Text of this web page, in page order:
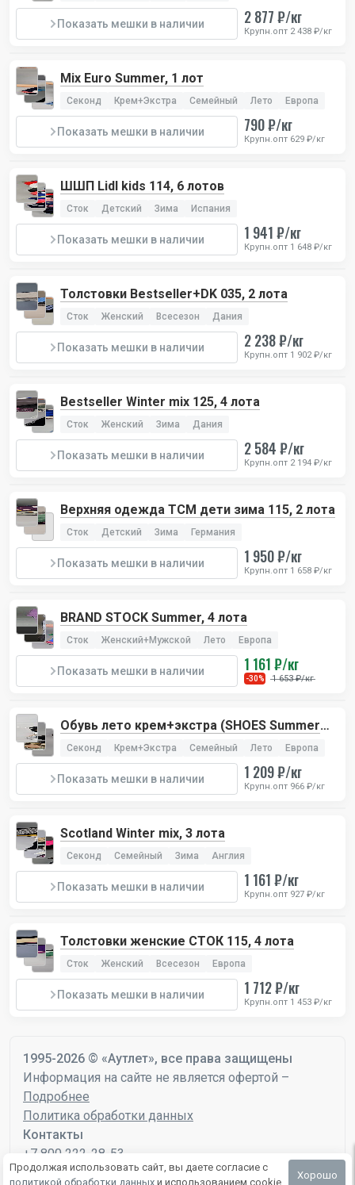
Показать мешки в наличии 2 877 ₽/кг
Крупн.опт 2 438 ₽/кг
Mix Euro Summer, 1 лот
Секонд Крем+Экстра Семейный Лето Европа
Показать мешки в наличии 790 ₽/кг
Крупн.опт 629 ₽/кг
ШШП Lidl kids 114, 6 лотов
Сток Детский Зима Испания
Показать мешки в наличии 1 941 ₽/кг
Крупн.опт 1 648 ₽/кг
Толстовки Bestseller+DK 035, 2 лота
Сток Женский Всесезон Дания
Показать мешки в наличии 2 238 ₽/кг
Крупн.опт 1 902 ₽/кг
Bestseller Winter mix 125, 4 лота
Сток Женский Зима Дания
Показать мешки в наличии 2 584 ₽/кг
Крупн.опт 2 194 ₽/кг
Верхняя одежда TCM дети зима 115, 2 лота
Сток Детский Зима Германия
Показать мешки в наличии 1 950 ₽/кг
Крупн.опт 1 658 ₽/кг
BRAND STOCK Summer, 4 лота
Сток Женский+Мужской Лето Европа
Показать мешки в наличии 1 161 ₽/кг
-30% 1 653 ₽/кг
Обувь лето крем+экстра (SHOES Summer
Cream+Extra), 2 лота
Секонд Крем+Экстра Семейный Лето Европа
Показать мешки в наличии 1 209 ₽/кг
Крупн.опт 966 ₽/кг
Scotland Winter mix, 3 лота
Секонд Семейный Зима Англия
Показать мешки в наличии 1 161 ₽/кг
Крупн.опт 927 ₽/кг
Толстовки женские СТОК 115, 4 лота
Сток Женский Всесезон Европа
Показать мешки в наличии 1 712 ₽/кг
Крупн.опт 1 453 ₽/кг
1995-2026 © «Аутлет», все права защищены
Информация на сайте не является офертой –
Подробнее
Политика обработки данных
Контакты
+7 800 222-28-53
mail@autlet.ru
Продолжая использовать сайт, вы даете согласие с
политикой обработки данных и использованием cookie.
Хорошо